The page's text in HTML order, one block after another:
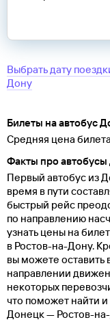
Выбрать дату
Дону
Билеты на автобус
Средняя цена
Факты про
Первый автобус из
время в пути
быстрый рейс
по направлению
узнать цены на
в Ростов-на-Дону.
вы можете
направлении
некоторых
что поможет найти
Донецк — Ростов-